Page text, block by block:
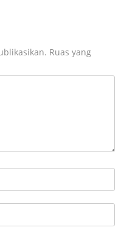
Ruas yang